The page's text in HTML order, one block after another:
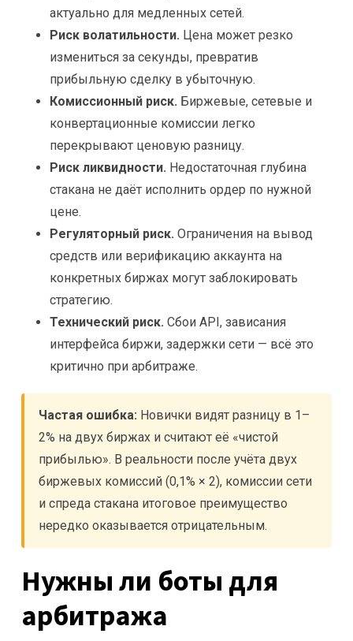
актуально для медленных сетей.
Риск волатильности. Цена может резко
измениться за секунды, превратив
прибыльную сделку в убыточную.
Комиссионный риск. Биржевые, сетевые и
конвертационные комиссии легко
перекрывают ценовую разницу.
Риск ликвидности. Недостаточная глубина
стакана не даёт исполнить ордер по нужной
цене.
Регуляторный риск. Ограничения на вывод
средств или верификацию аккаунта на
конкретных биржах могут заблокировать
стратегию.
Технический риск. Сбои API, зависания
интерфейса биржи, задержки сети — всё это
критично при арбитраже.
Частая ошибка: Новички видят разницу в 1–
2% на двух биржах и считают её «чистой
прибылью». В реальности после учёта двух
биржевых комиссий (0,1% × 2), комиссии сети
и спреда стакана итоговое преимущество
нередко оказывается отрицательным.
Нужны ли боты для
арбитража